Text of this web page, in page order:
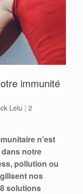
immunité
Lelu | 2
n’est
notre
pollution ou
nos
solutions